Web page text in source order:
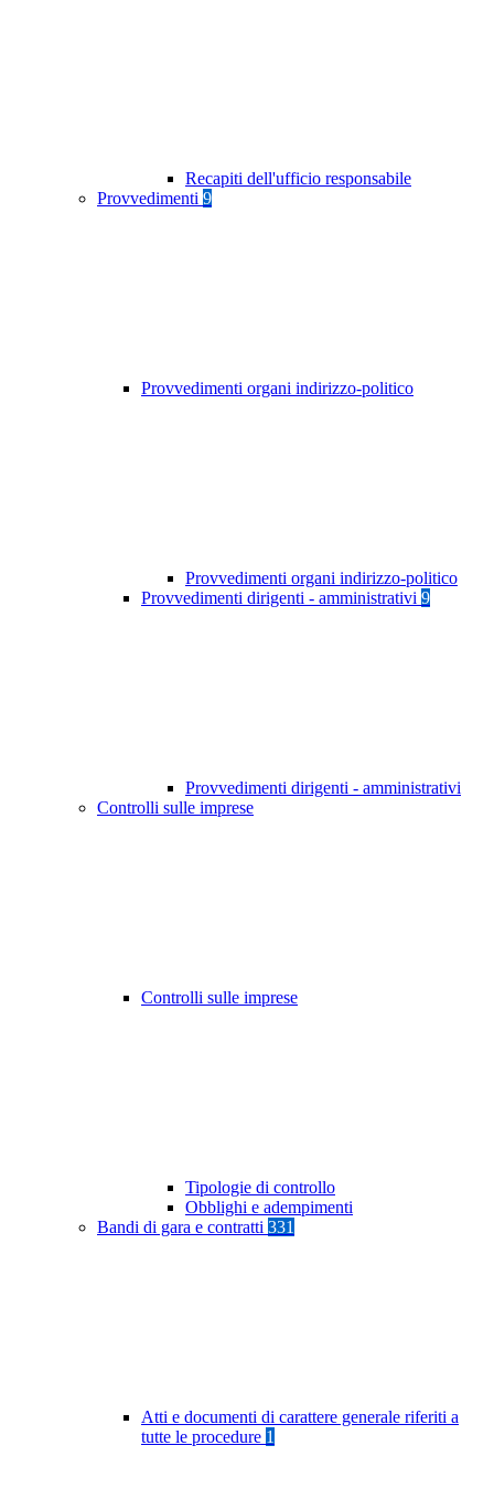
Recapiti dell'ufficio responsabile
Provvedimenti 9
Provvedimenti organi indirizzo-politico
Provvedimenti organi indirizzo-politico
Provvedimenti dirigenti - amministrativi 9
Provvedimenti dirigenti - amministrativi
Controlli sulle imprese
Controlli sulle imprese
Tipologie di controllo
Obblighi e adempimenti
Bandi di gara e contratti 331
Atti e documenti di carattere generale riferiti a
tutte le procedure 1